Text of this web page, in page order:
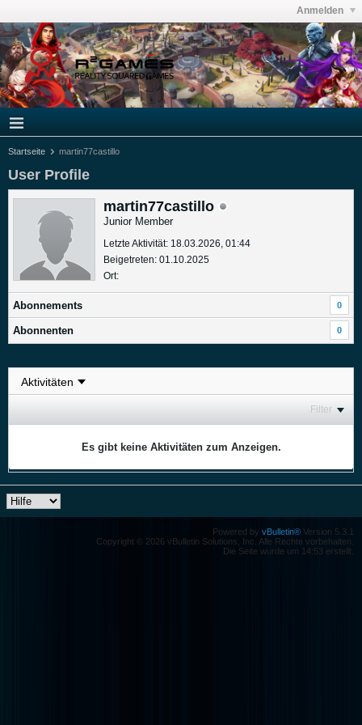
Anmelden
Startseite martin77castillo
User Profile
martin77castillo
Junior Member
Letzte Aktivität: 18.03.2026, 01:44
Beigetreten: 01.10.2025
Ort:
Abonnements 0
Abonnenten 0
Filter
Es gibt keine Aktivitäten zum Anzeigen.
Powered by vBulletin® Version 5.3.1
Copyright © 2026 vBulletin Solutions, Inc. Alle Rechte vorbehalten.
Die Seite wurde um 14:53 erstellt.